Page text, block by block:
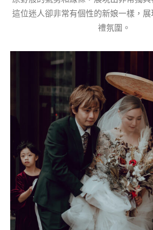
這位迷人卻非常有個性的新娘一樣，
禮氛圍。